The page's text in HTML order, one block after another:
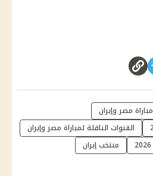
مباراة مصر وإيران
القنوات الناقلة لمباراة مصر وإيران
منتخب إيران